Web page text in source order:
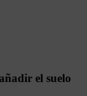
el suelo